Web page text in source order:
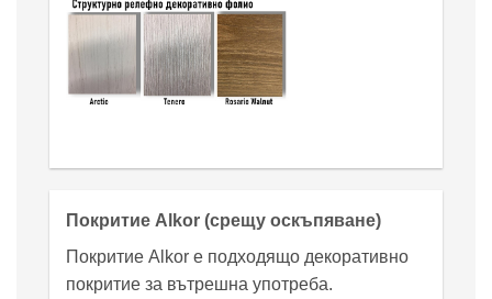
Покритие Alkor (срещу оскъпяване)
Покритие Alkor е подходящо декоративно
покритие за вътрешна употреба.